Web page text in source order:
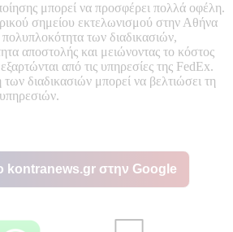
μπορεί να προσφέρει πολλά οφέλη.
σημείου εκτελωνισμού στην Αθήνα
των διαδικασιών,
αποστολής και μειώνοντας το κόστος
εξαρτώνται από τις υπηρεσίες της FedEx.
διαδικασιών μπορεί να βελτιώσει τη
kontranews.gr στην Google